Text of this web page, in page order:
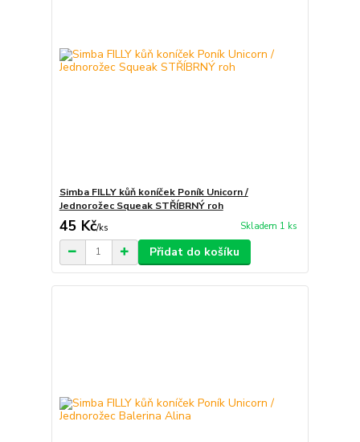
Simba FILLY kůň koníček Poník Unicorn /
Jednorožec Squeak STŘÍBRNÝ roh
45 Kč/ks Skladem 1 ks
Přidat do košíku